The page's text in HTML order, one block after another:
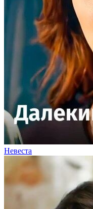
Невеста